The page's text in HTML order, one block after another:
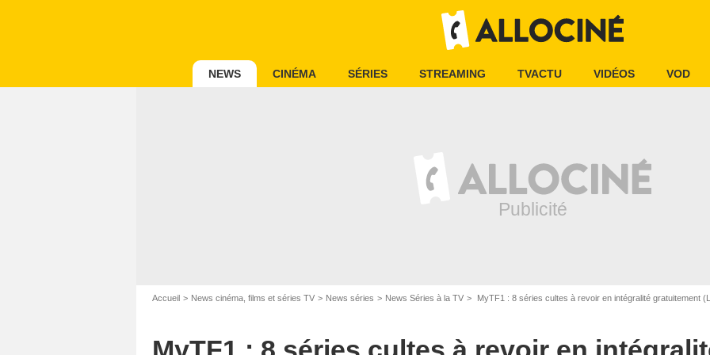
NEWS CINÉMA SÉRIES STREAMING TVACTU VIDÉOS VOD
Accueil News cinéma, films et séries TV News séries News Séries à la TV MyTF1 : 8 séries cultes à revoir en intégralité gratuitement